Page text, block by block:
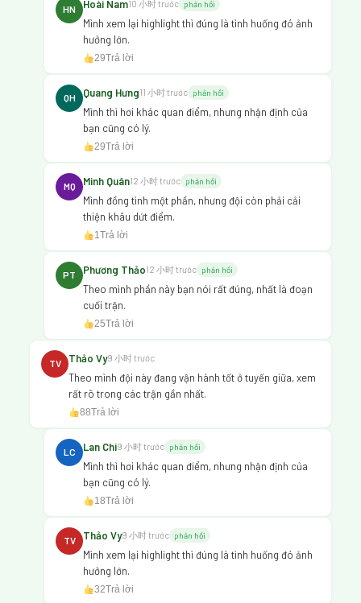
HN Hoài Nam10 小时 trước phản hồi
Mình xem lại highlight thì đúng là tình huống đó ảnh
hưởng lớn.
29Trả lời
QH Quang Hưng11 小时 trước phản hồi
Mình thì hơi khác quan điểm, nhưng nhận định của
bạn cũng có lý.
29Trả lời
MQ Minh Quân12 小时 trước phản hồi
Mình đồng tình một phần, nhưng đội còn phải cải
thiện khâu dứt điểm.
1 Trả lời
PT Phương Thảo12 小时 trước phản hồi
Theo mình phần này bạn nói rất đúng, nhất là đoạn
cuối trận.
25Trả lời
TV Thảo Vy9 小时 trước
Theo mình đội này đang vận hành tốt ở tuyến giữa, xem
rất rõ trong các trận gần nhất.
88Trả lời
LC Lan Chi9 小时 trước phản hồi
Mình thì hơi khác quan điểm, nhưng nhận định của
bạn cũng có lý.
18Trả lời
TV Thảo Vy9 小时 trước phản hồi
Mình xem lại highlight thì đúng là tình huống đó ảnh
hưởng lớn.
32Trả lời